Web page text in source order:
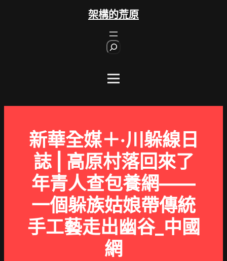
架構的荒原
新華全媒＋·川躲線日
誌 | 高原村落回來了
年青人查包養網——
一個躲族姑娘帶傳統
手工藝走出幽谷_中國
網